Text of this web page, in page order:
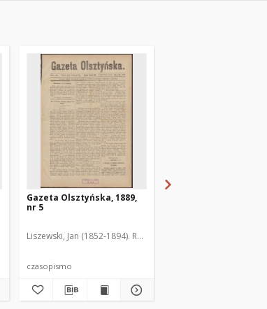
Gazeta Olsztyńska, 1889,
nr 5
Liszewski, Jan (1852-1894). Red.
czasopismo